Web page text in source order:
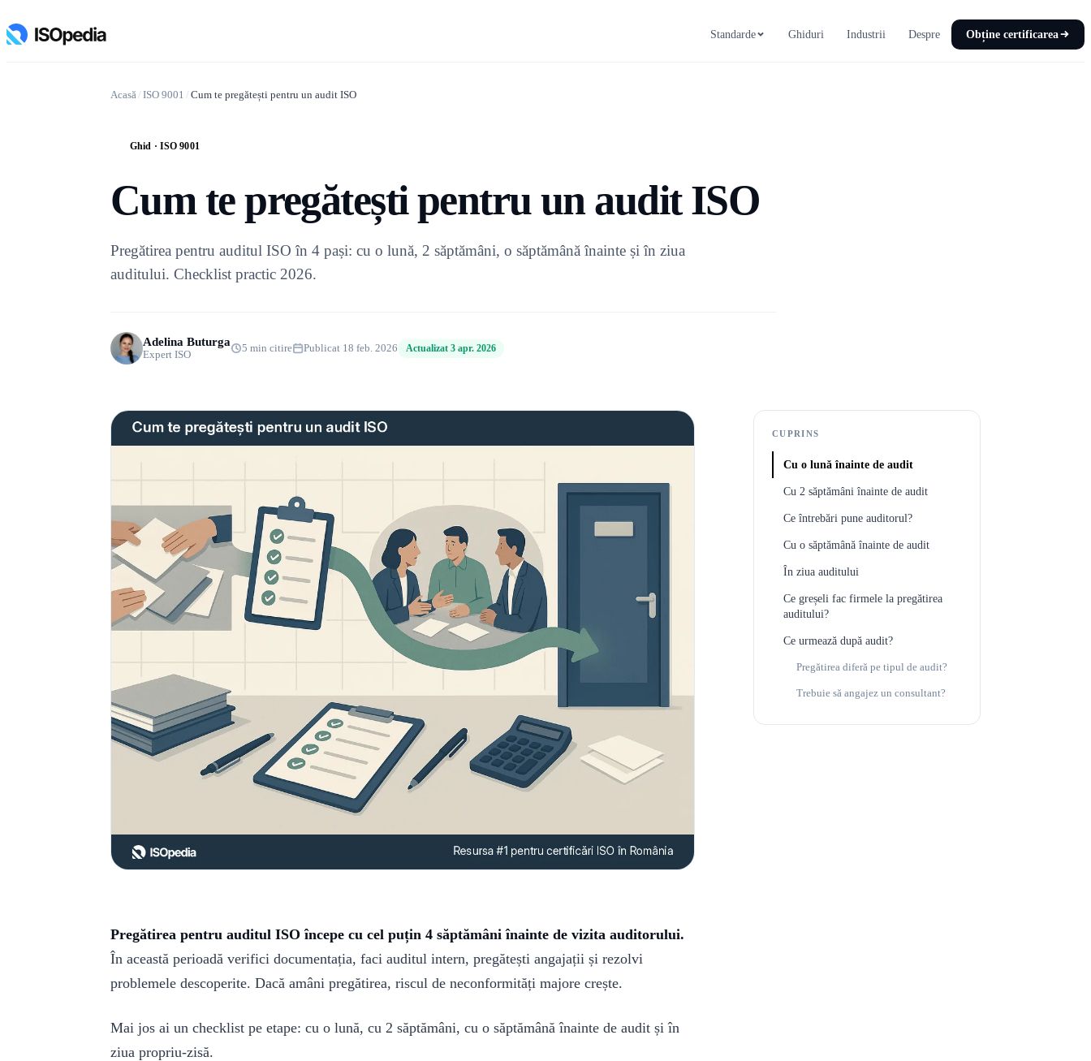
Standarde Ghiduri Industrii Despre Obține certificarea
Acasă/ ISO 9001 / Cum te pregătești pentru un audit ISO
Ghid · ISO 9001
Cum te pregătești pentru un audit ISO
Pregătirea pentru auditul ISO în 4 pași: cu o lună, 2 săptămâni, o săptămână înainte și în ziua
auditului. Checklist practic 2026.
Adelina Buturga
Expert ISO
5 min citire Publicat 18 feb. 2026 Actualizat 3 apr. 2026
Pregătirea pentru auditul ISO începe cu cel puțin 4 săptămâni înainte de vizita auditorului.
În această perioadă verifici documentația, faci auditul intern, pregătești angajații și rezolvi
problemele descoperite. Dacă amâni pregătirea, riscul de neconformități majore crește.
Mai jos ai un checklist pe etape: cu o lună, cu 2 săptămâni, cu o săptămână înainte de audit și în
ziua propriu-zisă.
CUPRINS
Cu o lună înainte de audit
Cu 2 săptămâni înainte de audit
Ce întrebări pune auditorul?
Cu o săptămână înainte de audit
În ziua auditului
Ce greșeli fac firmele la pregătirea
auditului?
Ce urmează după audit?
Pregătirea diferă pe tipul de audit?
Trebuie să angajez un consultant?